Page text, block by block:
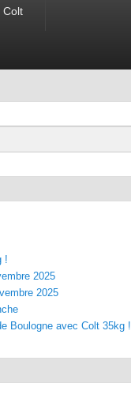
Colt
!
2025
2025
Boulogne avec Colt 35kg !